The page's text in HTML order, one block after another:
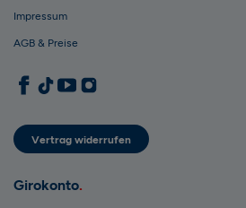
Impressum
AGB & Preise
1822direkt auf Facebook
1822direkt auf TikTok
1822direkt auf YouTube
1822direkt auf Instagram
Vertrag widerrufen
Girokonto